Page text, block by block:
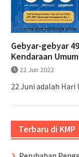
Gebyar-gebyar
Kendaraan Umum
22 Jun 2022
22 Juni adalah Hari
Terbaru di KMP